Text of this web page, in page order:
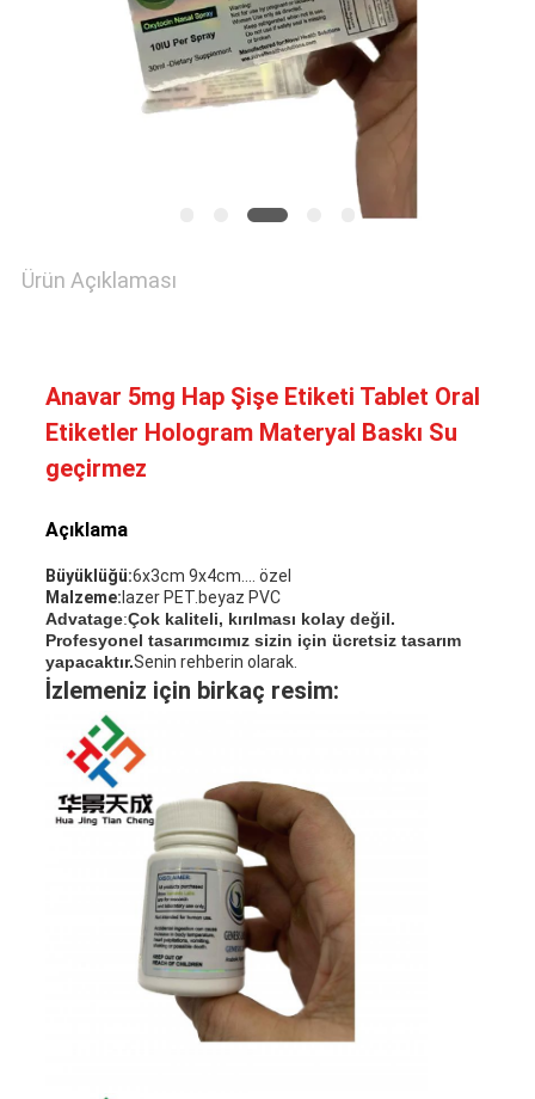
PRIVACY
Ürün Açıklaması
Anavar 5mg Hap Şişe Etiketi Tablet Oral
Etiketler Hologram Materyal Baskı Su
geçirmez
Açıklama
Büyüklüğü:6x3cm 9x4cm.... özel
Malzeme: lazer PET.beyaz PVC
Advatage:Çok kaliteli, kırılması kolay değil.
Profesyonel tasarımcımız sizin için ücretsiz tasarım
yapacaktır.Senin rehberin olarak.
İzlemeniz için birkaç resim: